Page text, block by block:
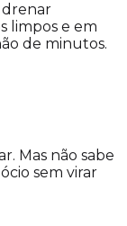
drenar
limpos e em
de minutos.
Mas não sabe
sem virar